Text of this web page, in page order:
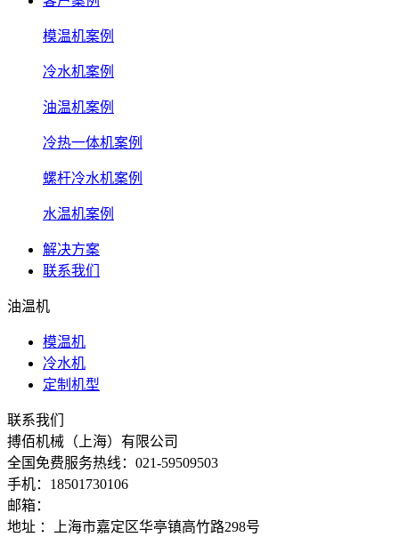
模温机案例
冷水机案例
油温机案例
冷热一体机案例
螺杆冷水机案例
水温机案例
解决方案
联系我们
油温机
模温机
冷水机
定制机型
联系我们
搏佰机械（上海）有限公司
全国免费服务热线：021-59509503
手机：18501730106
邮箱：
地址 ：上海市嘉定区华亭镇高竹路298号